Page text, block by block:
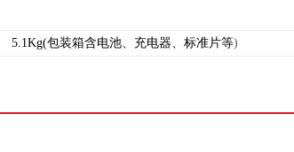
5.1Kg(包装箱含电池、充电器、标准片等)